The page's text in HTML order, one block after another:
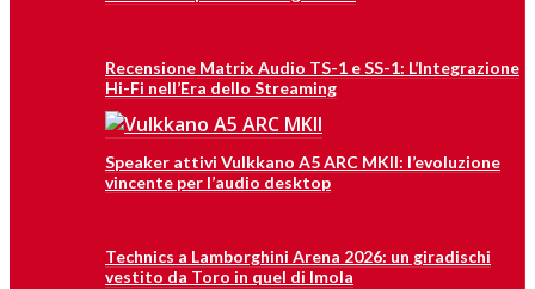
Recensione Matrix Audio TS-1 e SS-1: L’Integrazione
Hi-Fi nell’Era dello Streaming
Speaker attivi Vulkkano A5 ARC MKII: l’evoluzione
vincente per l’audio desktop
Technics a Lamborghini Arena 2026: un giradischi
vestito da Toro in quel di Imola